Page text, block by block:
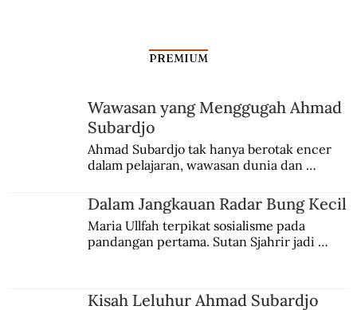
Aksi Koboi Jenderal Moestopo
PREMIUM
Wawasan yang Menggugah Ahmad
Subardjo
Ahmad Subardjo tak hanya berotak encer
dalam pelajaran, wawasan dunia dan
Jules Verne, Multatuli, hingga Sun Yat-sen.
Dalam Jangkauan Radar Bung Kecil
Maria Ullfah terpikat sosialisme pada
pandangan pertama. Sutan Sjahrir jadi
Kisah Leluhur Ahmad Subardjo